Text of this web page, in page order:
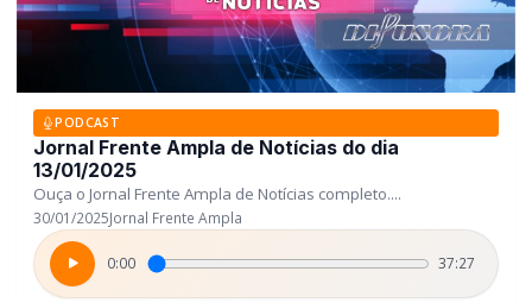
PODCAST
Jornal Frente Ampla de Notícias do dia
13/01/2025
Ouça o Jornal Frente Ampla de Notícias completo....
30/01/2025Jornal Frente Ampla
0:00 37:27